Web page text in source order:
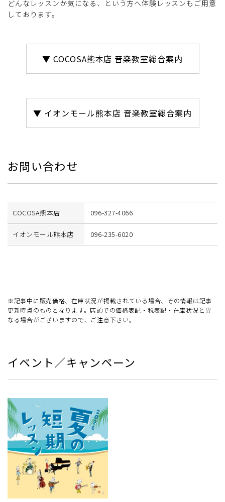
どんなレッスンか気になる、という方へ体験レッスンもご用意
しております。
▼ COCOSA熊本店 音楽教室総合案内
▼ イオンモール熊本店 音楽教室総合案内
お問い合わせ
COCOSA熊本店 096-327-4066
イオンモール熊本店 096-235-6020
※記事中に販売価格、在庫状況が掲載されている場合、その情報は記事
更新時点のものとなります。店頭での価格表記・税表記・在庫状況と異
なる場合がございますので、ご注意下さい。
イベント／キャンペーン